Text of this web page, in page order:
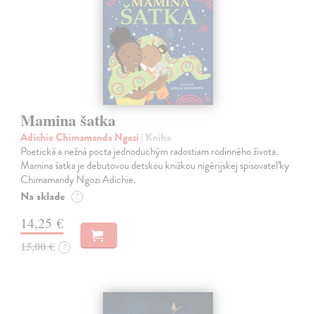
Mamina šatka
Adichie Chimamanda Ngozi | Kniha
Poetická a nežná pocta jednoduchým radostiam rodinného života.
Mamina šatka je debutovou detskou knižkou nigérijskej spisovateľky
Chimamandy Ngozi Adichie.
Na sklade ?
14,25 €
15,00 € ?